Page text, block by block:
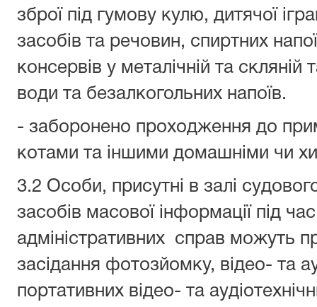
зброї під гумову кулю, дитячої
засобів та речовин, спиртних
консервів у металічній та скляній
води та безалкогольних напоїв.
- заборонено проходження до
котами та іншими домашніми чи
3.2 Особи, присутні в залі
засобів масової інформації під
адміністративних справ можуть
засідання фотозйомку, відео- та
портативних відео- та